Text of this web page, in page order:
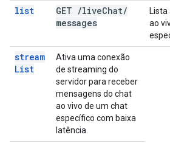
list GET /liveChat/
messages
ao
stream
List
Ativa uma conexão
de streaming do
servidor para receber
mensagens do chat
ao vivo de um chat
específico com baixa
latência.